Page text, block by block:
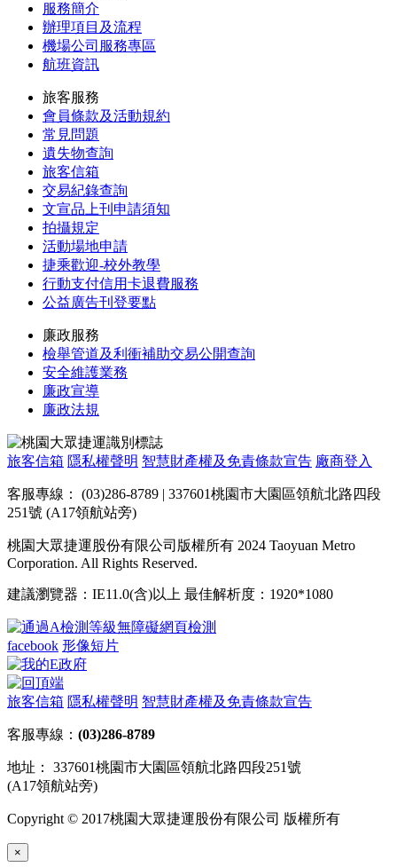
服務簡介
辦理項目及流程
機場公司服務專區
航班資訊
旅客服務
會員條款及活動規約
常見問題
遺失物查詢
旅客信箱
交易紀錄查詢
文宣品上刊申請須知
拍攝規定
活動場地申請
捷乘歡迎-校外教學
行動支付信用卡退費服務
公益廣告刊登要點
廉政服務
檢舉管道及利衝補助交易公開查詢
安全維護業務
廉政宣導
廉政法規
旅客信箱 隱私權聲明 智慧財產權及免責條款宣告 廠商登入
客服專線： (03)286-8789 | 337601桃園市大園區領航北路四段
251號 (A17領航站旁)
桃園大眾捷運股份有限公司版權所有 2024 Taoyuan Metro
Corporation. All Rights Reserved.
建議瀏覽器：IE11.0(含)以上 最佳解析度：1920*1080
facebook 形像短片
旅客信箱 隱私權聲明 智慧財產權及免責條款宣告
客服專線： (03)286-8789
地址： 337601桃園市大園區領航北路四段251號
(A17領航站旁)
Copyright © 2017桃園大眾捷運股份有限公司 版權所有
×